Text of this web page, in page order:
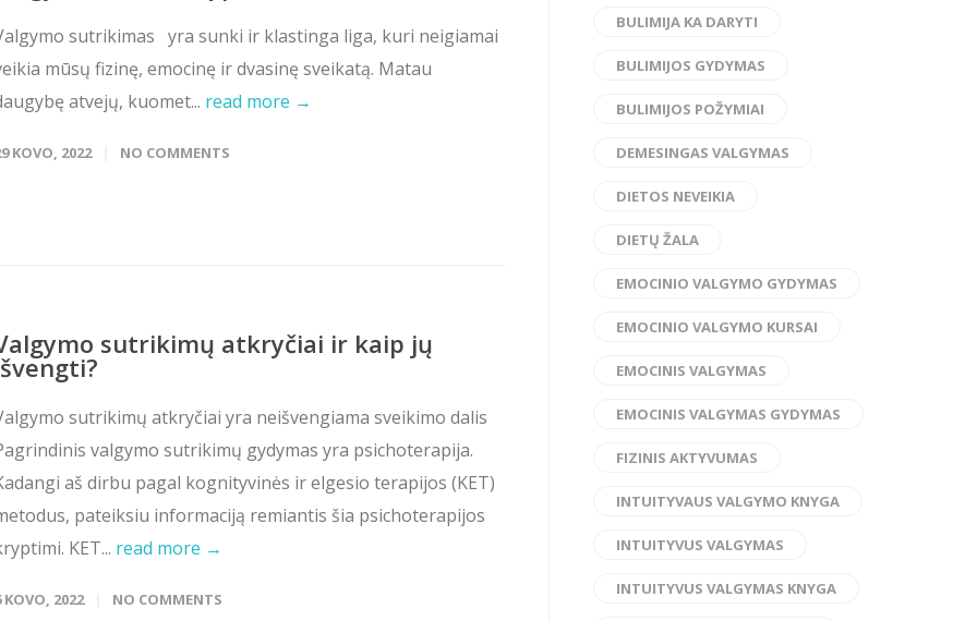
sutrikimas yra sunki ir klastinga liga, kuri neigiamai
mūsų fizinę, emocinę ir dvasinę sveikatą. Matau
atvejų, kuomet... read more →
KOVO, 2022 NO COMMENTS
sutrikimų atkryčiai ir kaip jų
sutrikimų atkryčiai yra neišvengiama sveikimo dalis
valgymo sutrikimų gydymas yra psichoterapija.
aš dirbu pagal kognityvinės ir elgesio terapijos (KET)
pateiksiu informaciją remiantis šia psichoterapijos
KET... read more →
KOVO, 2022 NO COMMENTS
BULIMIJA KA DARYTI
BULIMIJOS GYDYMAS
BULIMIJOS POŽYMIAI
DEMESINGAS VALGYMAS
DIETOS NEVEIKIA
DIETŲ ŽALA
EMOCINIO VALGYMO GYDYMAS
EMOCINIO VALGYMO KURSAI
EMOCINIS VALGYMAS
EMOCINIS VALGYMAS GYDYMAS
FIZINIS AKTYVUMAS
INTUITYVAUS VALGYMO KNYGA
INTUITYVUS VALGYMAS
INTUITYVUS VALGYMAS KNYGA